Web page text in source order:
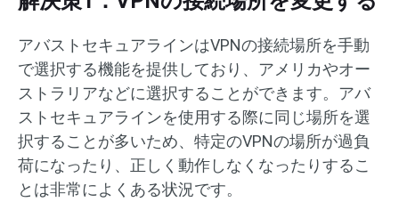
アバストセキュアラインはVPNの接続場所を手動
で選択する機能を提供しており、アメリカやオー
ストラリアなどに選択することができます。アバ
ストセキュアラインを使用する際に同じ場所を選
択することが多いため、特定のVPNの場所が過負
荷になったり、正しく動作しなくなったりするこ
とは非常によくある状況です。